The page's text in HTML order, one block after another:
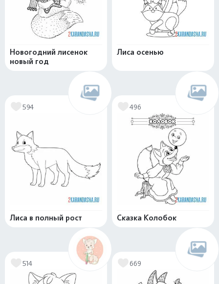
Новогодний лисенок
новый год
Лиса осенью
594
Лиса в полный рост
496
Сказка Колобок
514 669